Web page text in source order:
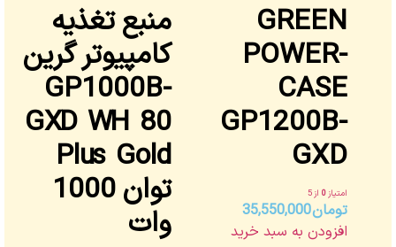
GREEN
POWER-
CASE
GP1200B-
GXD
امتیاز0 از 5
تومان
افزودن به سبد خرید
منبع تغذیه
کامپیوتر گرین
GP1000B-
GXD WH 80
Plus Gold
توان 1000
وات